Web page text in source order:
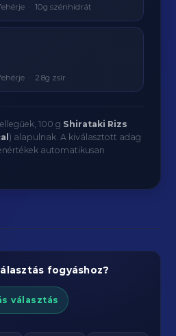
· 10g szénhidrát
· 2.8g zsír
100 g Shirataki Rizs
) alapulnak. A kiválasztott adag
automatikusan
fogyáshoz?
választás